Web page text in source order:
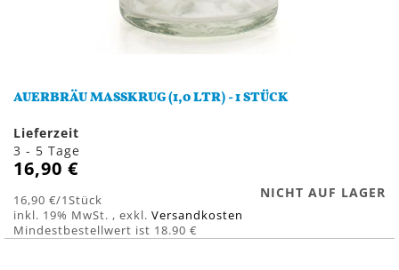
AUERBRÄU MASSKRUG (1,0 LTR) - 1 STÜCK
Lieferzeit
3 - 5 Tage
16,90 €
16,90 €/1Stück
inkl. 19% MwSt. , exkl. Versandkosten
Mindestbestellwert ist 18.90 €
NICHT AUF LAGER
der
springen